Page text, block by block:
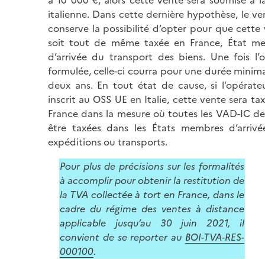
italienne. Dans cette dernière hypothèse, le
conserve la possibilité d’opter pour que cette
soit tout de même taxée en France, État
d’arrivée du transport des biens. Une fois
formulée, celle-ci courra pour une durée
deux ans. En tout état de cause, si
inscrit au OSS UE en Italie, cette vente sera
France dans la mesure où toutes les VAD-IC
être taxées dans les États membres
expéditions ou transports.
Pour plus de précisions sur les formalités
à accomplir pour obtenir la restitution de
la TVA collectée à tort en France, dans le
cadre du régime des ventes à distance
applicable jusqu’au 30 juin 2021, il
convient de se reporter au BOI-TVA-RES-
000100.